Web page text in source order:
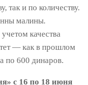
так и по количеству.
малины.
качества
— как в прошлом
по 600 динаров.
с 16 по 18 июня